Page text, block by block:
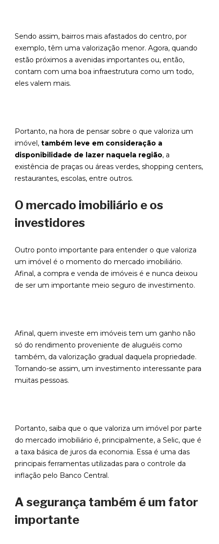
Sendo assim, bairros mais afastados do centro, por
exemplo, têm uma valorização menor. Agora, quando
estão próximos a avenidas importantes ou, então,
contam com uma boa infraestrutura como um todo,
eles valem mais.
Portanto, na hora de pensar sobre o que valoriza um
imóvel, também leve em consideração a
disponibilidade de lazer naquela região, a
existência de praças ou áreas verdes, shopping centers,
restaurantes, escolas, entre outros.
O mercado imobiliário e os
investidores
Outro ponto importante para entender o que valoriza
um imóvel é o momento do mercado imobiliário.
Afinal, a compra e venda de imóveis é e nunca deixou
de ser um importante meio seguro de investimento.
Afinal, quem investe em imóveis tem um ganho não
só do rendimento proveniente de aluguéis como
também, da valorização gradual daquela propriedade.
Tornando-se assim, um investimento interessante para
muitas pessoas.
Portanto, saiba que o que valoriza um imóvel por parte
do mercado imobiliário é, principalmente, a Selic, que é
a taxa básica de juros da economia. Essa é uma das
principais ferramentas utilizadas para o controle da
inflação pelo Banco Central.
A segurança também é um fator
importante